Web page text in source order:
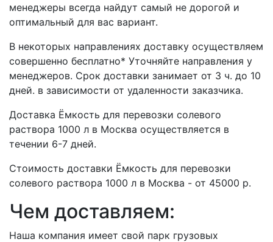
менеджеры всегда найдут самый не дорогой и
оптимальный для вас вариант.
В некоторых направлениях доставку осуществляем
совершенно бесплатно* Уточняйте направления у
менеджеров. Срок доставки занимает от 3 ч. до 10
дней. в зависимости от удаленности заказчика.
Доставка Ёмкость для перевозки солевого
раствора 1000 л в Москва осуществляется в
течении 6-7 дней.
Стоимость доставки Ёмкость для перевозки
солевого раствора 1000 л в Москва - от 45000 р.
Чем доставляем:
Наша компания имеет свой парк грузовых